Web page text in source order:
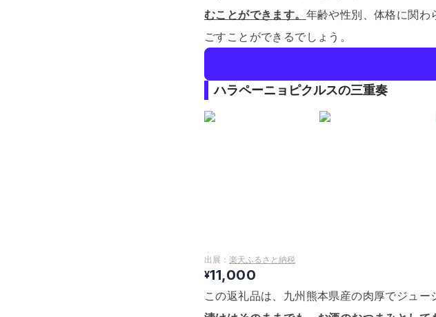
むことができます。 年齢や性別、体格に関わ
ごすことができるでしょう。
ハラペーニョピクルスの三重奏
出展： 楽天ふるさと納税
¥11,000
この返礼品は、九州熊本県産の肉厚でジュー